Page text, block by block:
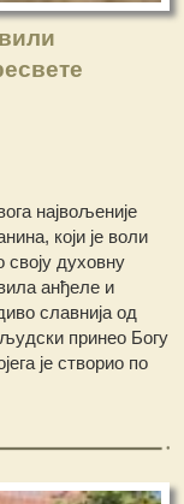
највољеније
који је воли
своју духовну
анђеле и
славнија од
људски принео Богу
је створио по